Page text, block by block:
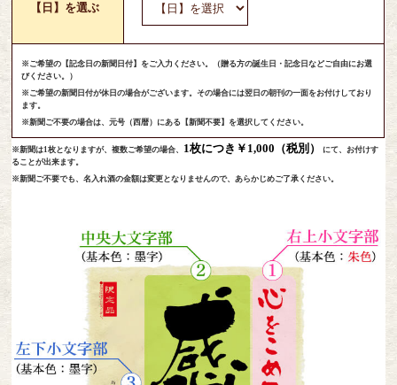
【日】を選ぶ
※ご希望の【記念日の新聞日付】をご入力ください。（贈る方の誕生日・記念日などご自由にお選
びください。）
※ご希望の新聞日付が休日の場合がございます。その場合には翌日の朝刊の一面をお付けしており
ます。
※新聞ご不要の場合は、元号（西暦）にある【新聞不要】を選択してください。
※新聞は1枚となりますが、複数ご希望の場合、 1枚につき￥1,000（税別）
にて、お付けす
ることが出来ます。
※新聞ご不要でも、名入れ酒の金額は変更となりませんので、あらかじめご了承ください。